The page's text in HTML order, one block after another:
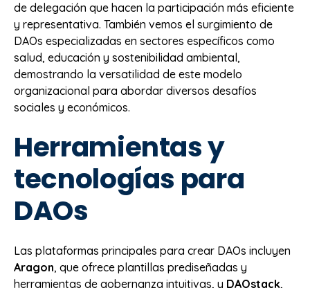
de delegación que hacen la participación más eficiente
y representativa. También vemos el surgimiento de
DAOs especializadas en sectores específicos como
salud, educación y sostenibilidad ambiental,
demostrando la versatilidad de este modelo
organizacional para abordar diversos desafíos
sociales y económicos.
Herramientas y
tecnologías para
DAOs
Las plataformas principales para crear DAOs incluyen
Aragon, que ofrece plantillas prediseñadas y
herramientas de gobernanza intuitivas, y DAOstack,